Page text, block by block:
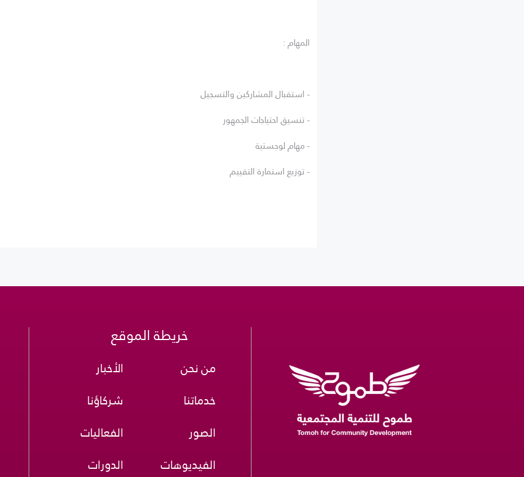
المهام :
- استقبال المشاركين والتسجيل
- تنسيق احتياجات الجمهور
- مهام لوجستية
- توزيع استمارة التقييم
خريطة الموقع
من نحن
خدماتنا
الصور
الفيديوهات
الأخبار
شركاؤنا
الفعاليات
الدورات